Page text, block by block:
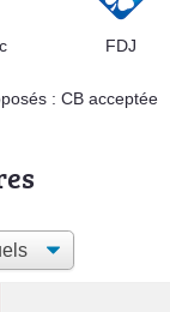
FDJ
: CB acceptée